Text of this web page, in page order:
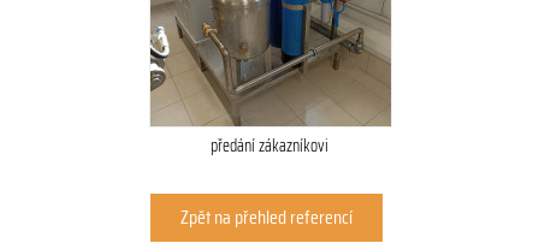
předání zákazníkovi
Zpět na přehled referencí